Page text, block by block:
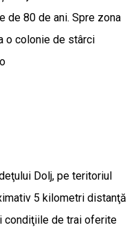
de 80 de ani. Spre zona
o colonie de stârci
Dolj, pe teritoriul
5 kilometri distanţă
condiţiile de trai oferite